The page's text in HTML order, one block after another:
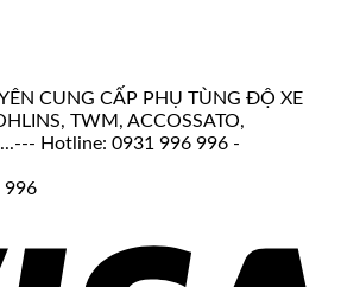
CUNG CẤP PHỤ TÙNG ĐỘ XE
TWM, ACCOSSATO,
Hotline: 0931 996 996 -
996